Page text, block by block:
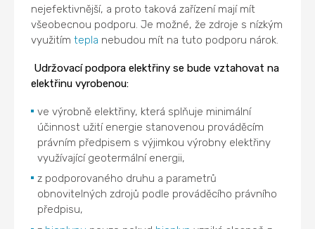
nejefektivnější, a proto taková zařízení mají mít
všeobecnou podporu. Je možné, že zdroje s nízkým
využitímtepla nebudou mít na tuto podporu nárok.
Udržovací podpora elektřiny se bude vztahovat na
elektřinu vyrobenou:
ve výrobně elektřiny, která splňuje minimální
účinnost užití energie stanovenou prováděcím
právním předpisem s výjimkou výrobny elektřiny
využívající geotermální energii,
z podporovaného druhu a parametrů
obnovitelných zdrojů podle prováděcího právního
předpisu,